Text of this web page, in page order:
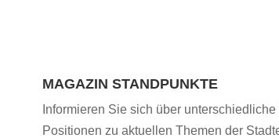
MAGAZIN STANDPUNKTE
Informieren Sie sich über
Positionen zu aktuellen Themen der